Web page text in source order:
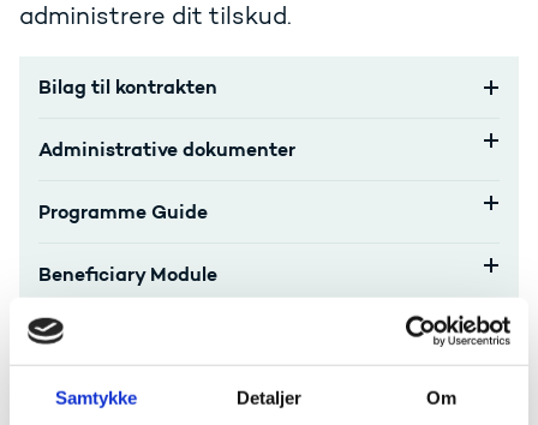
Samtykke Detaljer Om
administrere dit tilskud.
Bilag til kontrakten
Administrative dokumenter
Programme Guide
Beneficiary Module
ORS-Organisation Registration System
Online Language Support